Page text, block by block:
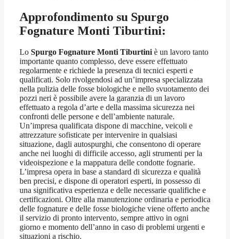
Approfondimento su Spurgo
Fognature Monti Tiburtini:
Lo Spurgo Fognature Monti Tiburtiniè un lavoro tanto
importante quanto complesso, deve essere effettuato
regolarmente e richiede la presenza di tecnici esperti e
qualificati. Solo rivolgendosi ad un’impresa specializzata
nella pulizia delle fosse biologiche e nello svuotamento dei
pozzi neri è possibile avere la garanzia di un lavoro
effettuato a regola d’arte e della massima sicurezza nei
confronti delle persone e dell’ambiente naturale.
Un’impresa qualificata dispone di macchine, veicoli e
attrezzature sofisticate per intervenire in qualsiasi
situazione, dagli autospurghi, che consentono di operare
anche nei luoghi di difficile accesso, agli strumenti per la
videoispezione e la mappatura delle condotte fognarie.
L’impresa opera in base a standard di sicurezza e qualità
ben precisi, e dispone di operatori esperti, in possesso di
una significativa esperienza e delle necessarie qualifiche e
certificazioni. Oltre alla manutenzione ordinaria e periodica
delle fognature e delle fosse biologiche viene offerto anche
il servizio di pronto intervento, sempre attivo in ogni
giorno e momento dell’anno in caso di problemi urgenti e
situazioni a rischio.